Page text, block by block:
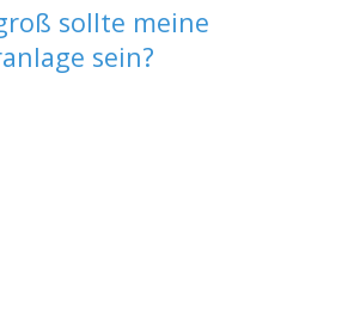
sollte meine
sein?